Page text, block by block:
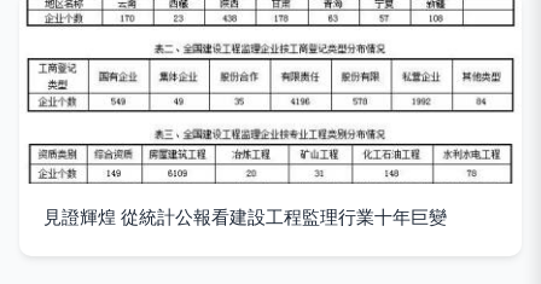
見證輝煌 從統計公報看建設工程監理行業十年巨變